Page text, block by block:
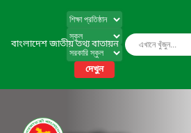
বাংলাদেশ জাতীয় তথ্য বাতায়ন
দেখুন